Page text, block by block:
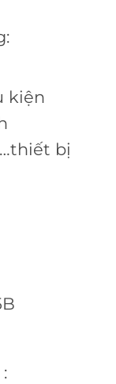
kiện
bị